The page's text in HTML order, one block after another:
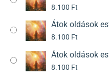
8.100 Ft
Átok oldások
8.100 Ft
Átok oldások
8.100 Ft